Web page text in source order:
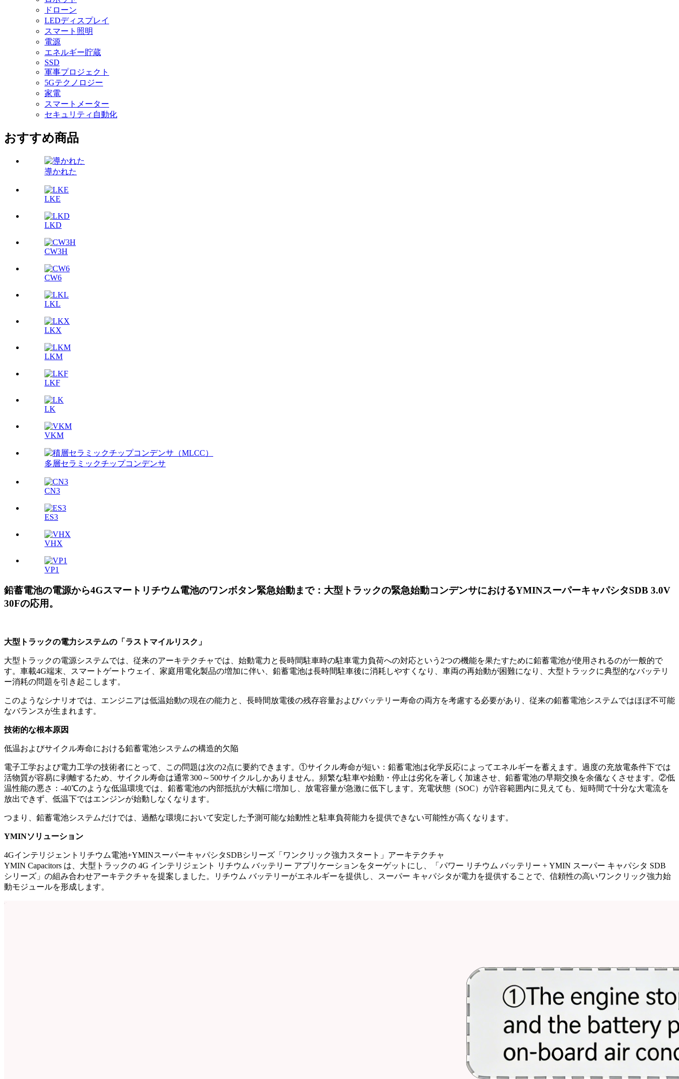
ドローン
LEDディスプレイ
スマート照明
電源
エネルギー貯蔵
SSD
軍事プロジェクト
5Gテクノロジー
家電
スマートメーター
セキュリティ自動化
おすすめ商品
導かれた
LKE
LKD
CW3H
CW6
LKL
LKX
LKM
LKF
LK
VKM
多層セラミックチップコンデンサ
CN3
ES3
VHX
VP1
鉛蓄電池の電源から4Gスマートリチウム電池のワンボタン緊急始動まで：大型トラックの緊急始動コンデンサにおけるYMINスーパーキャパシタSDB 3.0V
30Fの応用。
大型トラックの電力システムの「ラストマイルリスク」
大型トラックの電源システムでは、従来のアーキテクチャでは、始動電力と長時間駐車時の駐車電力負荷への対応という2つの機能を果たすために鉛蓄電池が使用されるのが一般的で
す。車載4G端末、スマートゲートウェイ、家庭用電化製品の増加に伴い、鉛蓄電池は長時間駐車後に消耗しやすくなり、車両の再始動が困難になり、大型トラックに典型的なバッテリ
ー消耗の問題を引き起こします。
このようなシナリオでは、エンジニアは低温始動の現在の能力と、長時間放電後の残存容量およびバッテリー寿命の両方を考慮する必要があり、従来の鉛蓄電池システムではほぼ不可能
なバランスが生まれます。
技術的な根本原因
低温およびサイクル寿命における鉛蓄電池システムの構造的欠陥
電子工学および電力工学の技術者にとって、この問題は次の2点に要約できます。①サイクル寿命が短い：鉛蓄電池は化学反応によってエネルギーを蓄えます。過度の充放電条件下では
活物質が容易に剥離するため、サイクル寿命は通常300～500サイクルしかありません。頻繁な駐車や始動・停止は劣化を著しく加速させ、鉛蓄電池の早期交換を余儀なくさせます。②低
温性能の悪さ：-40℃のような低温環境では、鉛蓄電池の内部抵抗が大幅に増加し、放電容量が急激に低下します。充電状態（SOC）が許容範囲内に見えても、短時間で十分な大電流を
放出できず、低温下ではエンジンが始動しなくなります。
つまり、鉛蓄電池システムだけでは、過酷な環境において安定した予測可能な始動性と駐車負荷能力を提供できない可能性が高くなります。
YMINソリューション
4Gインテリジェントリチウム電池+YMINスーパーキャパシタSDBシリーズ「ワンクリック強力スタート」アーキテクチャ
YMIN Capacitors は、大型トラックの 4G インテリジェント リチウム バッテリー アプリケーションをターゲットにし、「パワー リチウム バッテリー + YMIN スーパー キャパシタ SDB
シリーズ」の組み合わせアーキテクチャを提案しました。リチウム バッテリーがエネルギーを提供し、スーパー キャパシタが電力を提供することで、信頼性の高いワンクリック強力始
動モジュールを形成します。